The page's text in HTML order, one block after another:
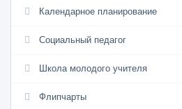
Календарное планирование
Социальный педагог
Школа молодого учителя
Флипчарты